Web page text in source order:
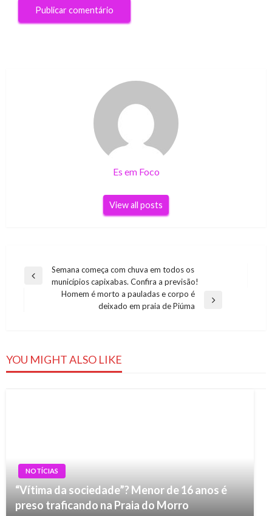
Es em Foco
View all posts
Navegação
Previous
Semana começa com chuva em todos os
municípios capixabas. Confira a previsão!
Homem é morto a pauladas e corpo é
deixado em praia de Piúma
YOU MIGHT ALSO LIKE
NOTÍCIAS
“Vítima da sociedade”? Menor de 16 anos é
preso traficando na Praia do Morro